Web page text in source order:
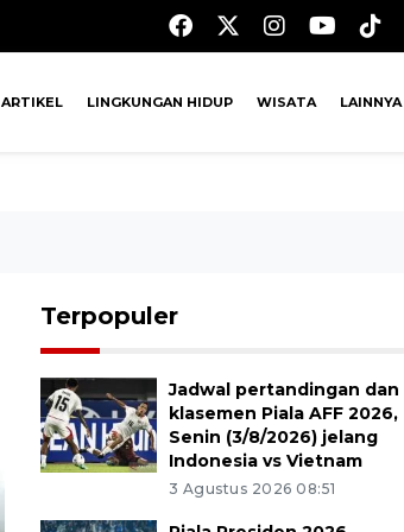
ARTIKEL LINGKUNGAN HIDUP WISATA LAINNYA
Terpopuler
Jadwal pertandingan dan
klasemen Piala AFF 2026,
Senin (3/8/2026) jelang
Indonesia vs Vietnam
3 Agustus 2026 08:51